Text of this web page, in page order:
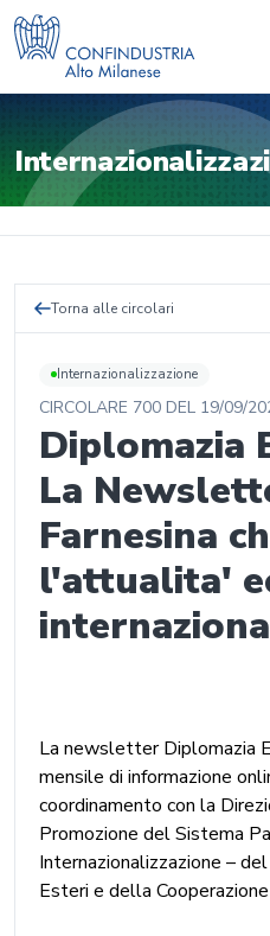
Torna alle circolari
Internazionalizzazione
CIRCOLARE 700 DEL 19/09/
Diplomazia
La
Farnesina
l'attualita'
La newsletter Diplomazia
mensile di informazione
coordinamento con la
Promozione del Sistema
Internazionalizzazione –
Esteri e della